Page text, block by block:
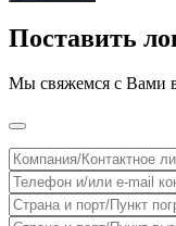
Поставить
Мы свяжемся с Вами